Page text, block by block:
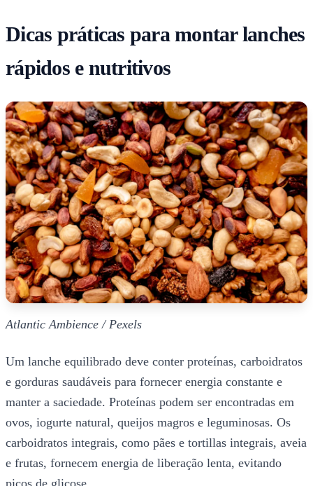
Dicas práticas para montar lanches
rápidos e nutritivos
Atlantic Ambience / Pexels
Um lanche equilibrado deve conter proteínas, carboidratos
e gorduras saudáveis para fornecer energia constante e
manter a saciedade. Proteínas podem ser encontradas em
ovos, iogurte natural, queijos magros e leguminosas. Os
carboidratos integrais, como pães e tortillas integrais, aveia
e frutas, fornecem energia de liberação lenta, evitando
picos de glicose.